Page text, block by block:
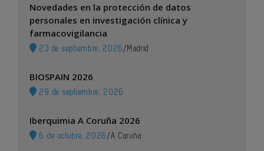
Novedades en la protección de datos
personales en investigación clínica y
farmacovigilancia
23 de septiembre, 2026 / Madrid
BIOSPAIN 2026
29 de septiembre, 2026
Iberquimia A Coruña 2026
6 de octubre, 2026 /A Coruña